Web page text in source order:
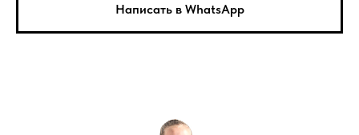
Написать в WhatsApp